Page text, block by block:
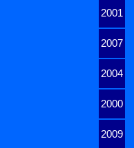
2001
2007
2004
2000
2009